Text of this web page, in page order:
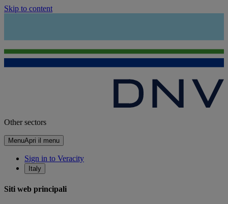
Skip to content
Other sectors
MenuApri il menu
Sign in to Veracity
Italy
Siti web principali